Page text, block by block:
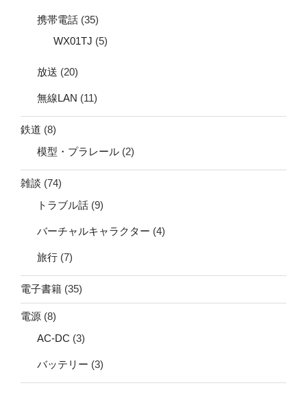
携帯電話 (35)
WX01TJ (5)
放送 (20)
無線LAN (11)
鉄道 (8)
模型・プラレール (2)
雑談 (74)
トラブル話 (9)
バーチャルキャラクター (4)
旅行 (7)
電子書籍 (35)
電源 (8)
AC-DC (3)
バッテリー (3)